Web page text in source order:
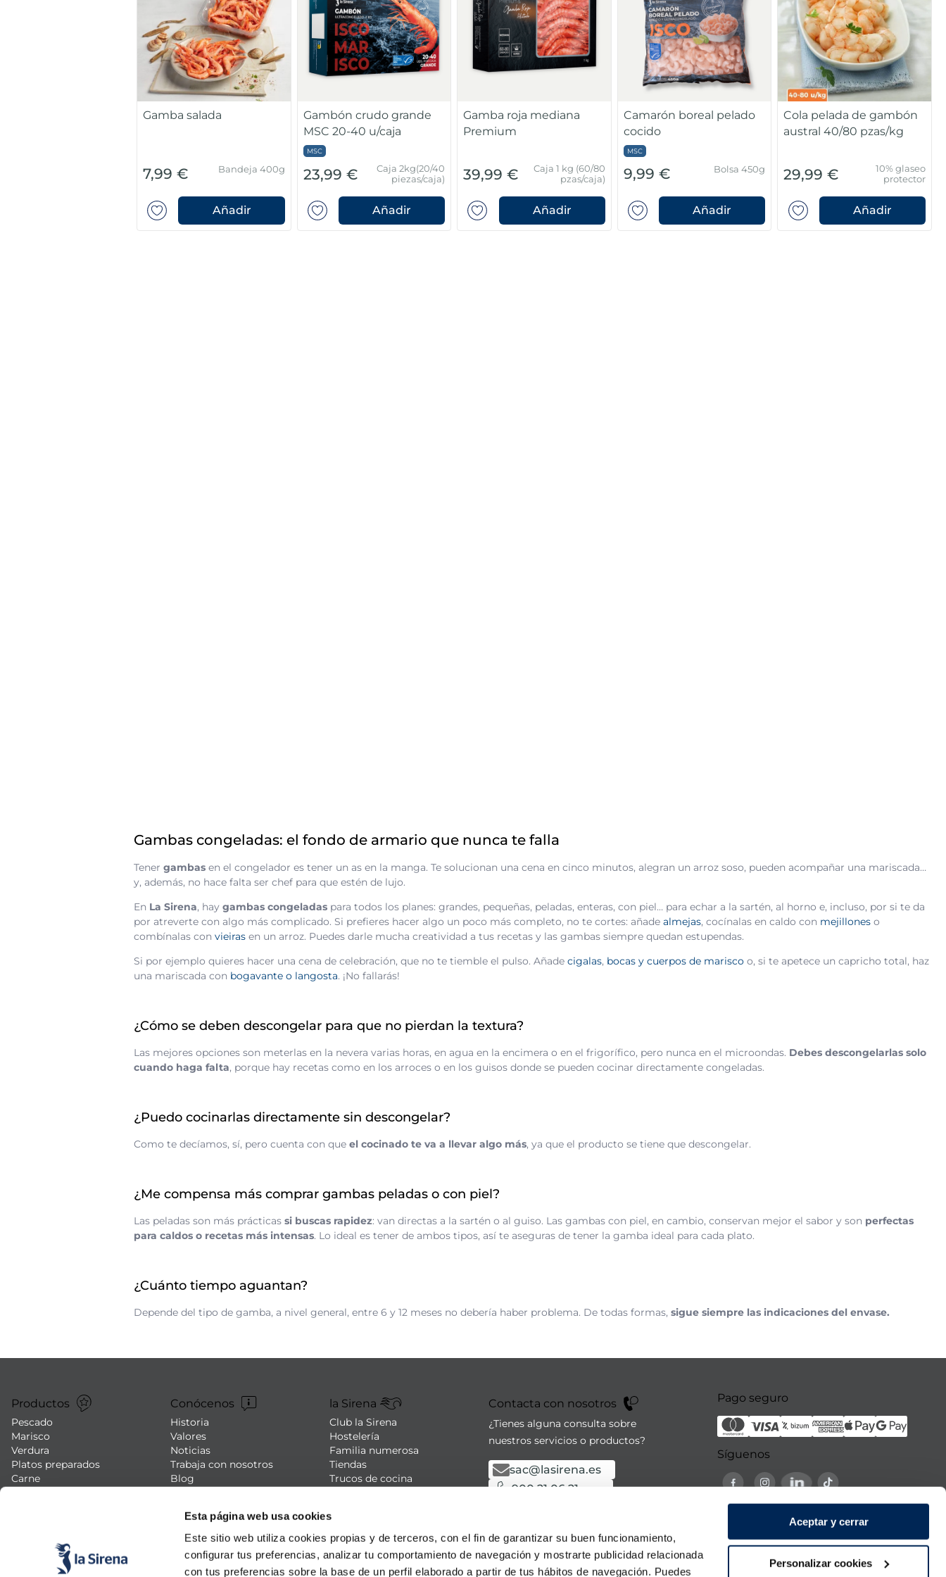
Esta página web usa cookies
Este sitio web utiliza cookies propias y de terceros, con el fin de garantizar su buen funcionamiento,
configurar tus preferencias, analizar tu comportamiento de navegación y mostrarte publicidad relacionada
con tus preferencias sobre la base de un perfil elaborado a partir de tus hábitos de navegación. Puedes
Aceptar y cerrar
Personalizar cookies
Gamba salada
7,99 € Bandeja 400g
Añadir
Gambón crudo grande
MSC 20-40 u/caja
MSC
23,99 €
Caja 2kg(20/40
piezas/caja)
Añadir
Gamba roja mediana
Premium
39,99 €
Caja 1 kg (60/80
pzas/caja)
Añadir
Camarón boreal pelado
cocido
MSC
9,99 € Bolsa 450g
Añadir
Cola pelada de gambón
austral 40/80 pzas/kg
29,99 €
10% glaseo
protector
Añadir
Gambas congeladas: el fondo de armario que nunca te falla
Tener gambas en el congelador es tener un as en la manga. Te solucionan una cena en cinco minutos, alegran un arroz soso, pueden acompañar una mariscada…
y, además, no hace falta ser chef para que estén de lujo.
En La Sirena, hay gambas congeladas para todos los planes: grandes, pequeñas, peladas, enteras, con piel… para echar a la sartén, al horno e, incluso, por si te da
por atreverte con algo más complicado. Si prefieres hacer algo un poco más completo, no te cortes: añade almejas, cocínalas en caldo con mejillones o
combínalas con vieiras en un arroz. Puedes darle mucha creatividad a tus recetas y las gambas siempre quedan estupendas.
Si por ejemplo quieres hacer una cena de celebración, que no te tiemble el pulso. Añade cigalas, bocas y cuerpos de marisco o, si te apetece un capricho total, haz
una mariscada con bogavante o langosta. ¡No fallarás!
¿Cómo se deben descongelar para que no pierdan la textura?
Las mejores opciones son meterlas en la nevera varias horas, en agua en la encimera o en el frigorífico, pero nunca en el microondas. Debes descongelarlas solo
cuando haga falta, porque hay recetas como en los arroces o en los guisos donde se pueden cocinar directamente congeladas.
¿Puedo cocinarlas directamente sin descongelar?
Como te decíamos, sí, pero cuenta con que el cocinado te va a llevar algo más, ya que el producto se tiene que descongelar.
¿Me compensa más comprar gambas peladas o con piel?
Las peladas son más prácticas si buscas rapidez: van directas a la sartén o al guiso. Las gambas con piel, en cambio, conservan mejor el sabor y son perfectas
para caldos o recetas más intensas. Lo ideal es tener de ambos tipos, así te aseguras de tener la gamba ideal para cada plato.
¿Cuánto tiempo aguantan?
Depende del tipo de gamba, a nivel general, entre 6 y 12 meses no debería haber problema. De todas formas, sigue siempre las indicaciones del envase.
Productos
Pescado
Marisco
Verdura
Platos preparados
Carne
Conócenos
Historia
Valores
Noticias
Trabaja con nosotros
Blog
la Sirena
Club la Sirena
Hostelería
Familia numerosa
Tiendas
Trucos de cocina
Aviso legal
Política de privacidad
Condiciones de compra
Política de cookies
Contacta con nosotros
¿Tienes alguna consulta sobre
nuestros servicios o productos?
sac@lasirena.es
900 21 06 21
Algunas tiendas abiertas el domingo
Pago seguro
Síguenos